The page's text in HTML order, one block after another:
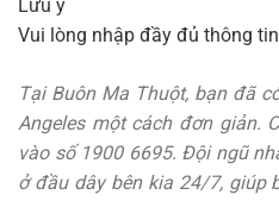
Lưu ý
Vui lòng nhập đầy đủ thông
Tại Buôn Ma Thuột, bạn đã
Angeles một cách đơn giản.
vào số 1900 6695. Đội ngũ
ở đầu dây bên kia 24/7, giúp